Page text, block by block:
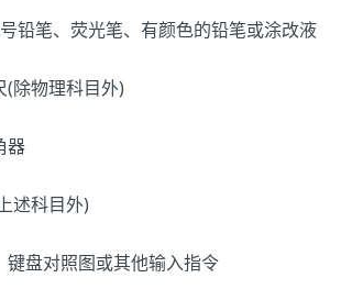
铅笔、荧光笔、有颜色的铅笔或涂改液
(除物理科目外)
器
述科目外)
键盘对照图或其他输入指令